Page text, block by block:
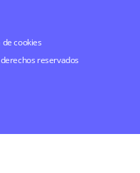
de cookies
reservados